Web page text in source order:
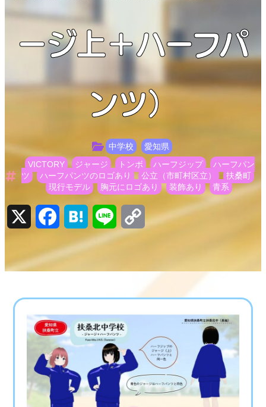
ージ上＋ハーフパ
ンツ）
中学校
愛知県
VICTORY
ジャージ トンボ ハーフジップ
ハーフパン
ツ
ハーフパンツのロゴあり 公立（市町村区立）
扶桑町
現行モデル
胸元にロゴあり 装飾あり 青系
FacebookHatena Line Copy